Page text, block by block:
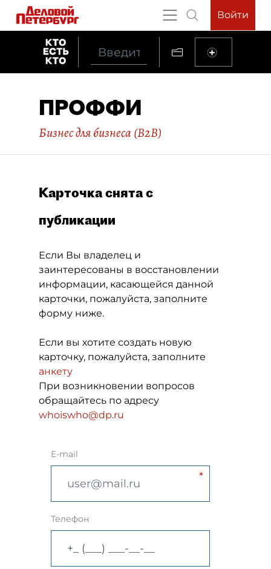
Войти
ПРОФФИ
Бизнес для бизнеса (B2B)
Карточка снята с
публикации
Если Вы владелец и
заинтересованы в восстановлении
информации, касающейся данной
карточки, пожалуйста, заполните
форму ниже.
Если вы хотите создать новую
карточку, пожалуйста, заполните
анкету
При возникновении вопросов
обращайтесь по адресу
whoiswho@dp.ru
E-mail
Телефон